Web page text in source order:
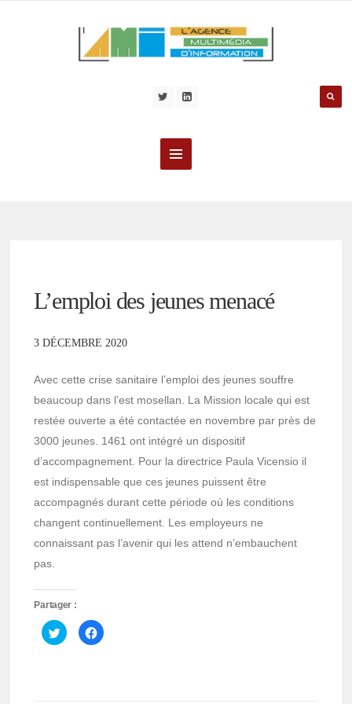
L’emploi des jeunes menacé
3 DÉCEMBRE 2020
Avec cette crise sanitaire l’emploi des jeunes souffre
beaucoup dans l’est mosellan. La Mission locale qui est
restée ouverte a été contactée en novembre par près de
3000 jeunes. 1461 ont intégré un dispositif
d’accompagnement. Pour la directrice Paula Vicensio il
est indispensable que ces jeunes puissent être
accompagnés durant cette période où les conditions
changent continuellement. Les employeurs ne
connaissant pas l’avenir qui les attend n’embauchent
pas.
Partager :
Cliquez
pour
partager
Cliquez
pour